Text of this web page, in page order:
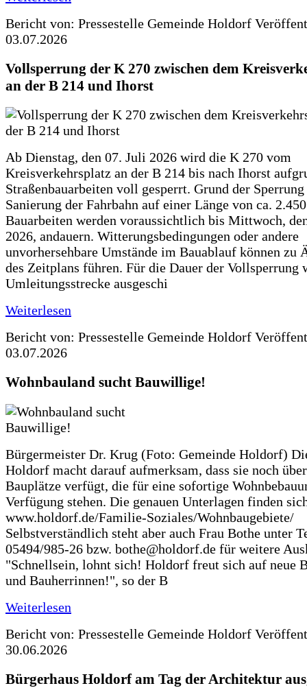
Bericht von: Pressestelle Gemeinde Holdorf
03.07.2026
Vollsperrung der K 270 zwischen dem
an der B 214 und Ihorst
Ab Dienstag, den 07. Juli 2026 wird die K 270 vom
Kreisverkehrsplatz an der B 214 bis nach Ihorst
Straßenbauarbeiten voll gesperrt. Grund der
Sanierung der Fahrbahn auf einer Länge von ca.
Bauarbeiten werden voraussichtlich bis Mittwoch,
2026, andauern. Witterungsbedingungen oder andere
unvorhersehbare Umstände im Bauablauf können zu
des Zeitplans führen. Für die Dauer der Vollsperrung
Umleitungsstrecke ausgeschi
Weiterlesen
Bericht von: Pressestelle Gemeinde Holdorf
03.07.2026
Wohnbauland sucht Bauwillige!
Bürgermeister Dr. Krug (Foto: Gemeinde Holdorf)
Holdorf macht darauf aufmerksam, dass sie noch
Bauplätze verfügt, die für eine sofortige
Verfügung stehen. Die genauen Unterlagen finden
www.holdorf.de/Familie-Soziales/Wohnbaugebiete/
Selbstverständlich steht aber auch Frau Bothe unter
05494/985-26 bzw. bothe@holdorf.de für weitere
"Schnellsein, lohnt sich! Holdorf freut sich auf neue
und Bauherrinnen!", so der B
Weiterlesen
Bericht von: Pressestelle Gemeinde Holdorf
30.06.2026
Bürgerhaus Holdorf am Tag der Architektur